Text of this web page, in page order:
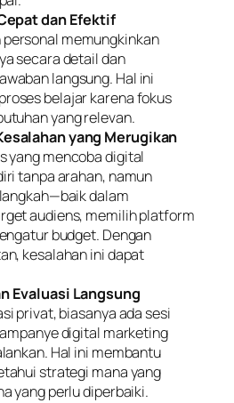
dan Efektif
memungkinkan
secara detail dan
langsung. Hal ini
belajar karena fokus
yang relevan.
yang Merugikan
yang mencoba digital
tanpa arahan, namun
dalam
audiens, memilih platform
budget. Dengan
kesalahan ini dapat
Evaluasi Langsung
privat, biasanya ada sesi
digital marketing
Hal ini membantu
strategi mana yang
yang perlu diperbaiki.